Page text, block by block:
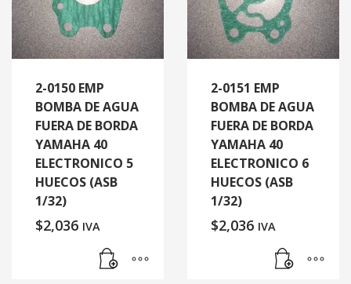
2-0150 EMP
BOMBA DE AGUA
FUERA DE BORDA
YAMAHA 40
ELECTRONICO 5
HUECOS (ASB
1/32)
$2,036 IVA
2-0151 EMP
BOMBA DE AGUA
FUERA DE BORDA
YAMAHA 40
ELECTRONICO 6
HUECOS (ASB
1/32)
$2,036 IVA